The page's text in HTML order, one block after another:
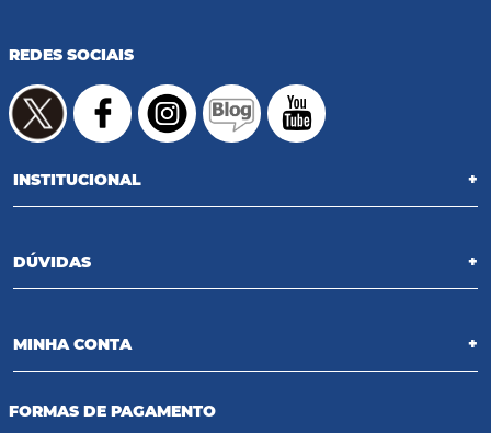
REDES SOCIAIS
INSTITUCIONAL +
DÚVIDAS +
MINHA CONTA +
FORMAS DE PAGAMENTO